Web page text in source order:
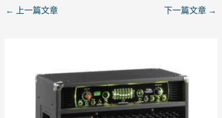
← 上一篇文章 下一篇文章 →